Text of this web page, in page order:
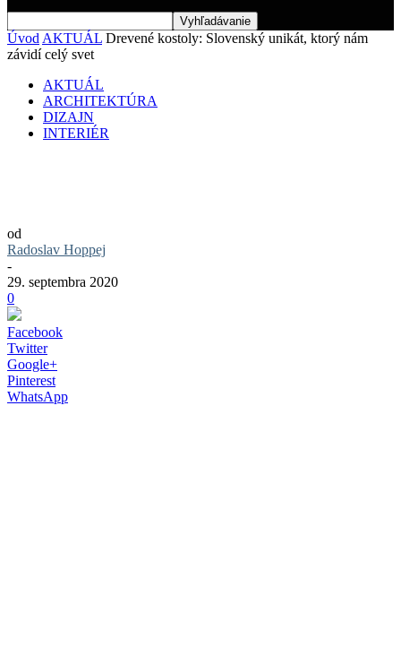
Úvod AKTUÁL Drevené kostoly: Slovenský unikát, ktorý nám
závidí celý svet
AKTUÁL
ARCHITEKTÚRA
DIZAJN
INTERIÉR
od
Radoslav Hoppej
-
29. septembra 2020
0
Facebook
Twitter
Google+
Pinterest
WhatsApp